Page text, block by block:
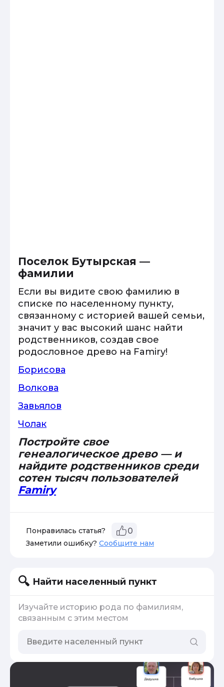
Поселок Бутырская —
фамилии
Если вы видите свою фамилию в
списке по населенному пункту,
связанному с историей вашей семьи,
значит у вас высокий шанс найти
родственников, создав свое
родословное древо на Famiry!
Борисова
Волкова
Завьялов
Чолак
Постройте свое
генеалогическое древо — и
найдите родственников среди
сотен тысяч пользователей
Famiry
Понравилась статья? 0
Заметили ошибку? Сообщите нам
Найти населенный пункт
Изучайте историю рода по фамилиям,
связанным с этим местом